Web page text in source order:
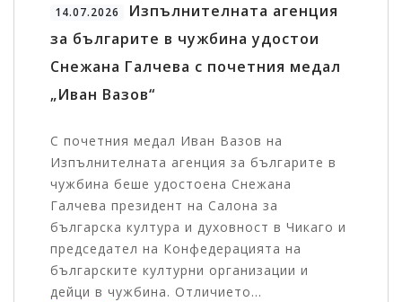
14.07.2026
Изпълнителната агенция
за българите в чужбина удостои
Снежана Галчева с почетния медал
„Иван Вазов“
С почетния медал Иван Вазов на
Изпълнителната агенция за българите в
чужбина беше удостоена Снежана
Галчева президент на Салона за
българска култура и духовност в Чикаго и
председател на Конфедерацията на
българските културни организации и
дейци в чужбина. Отличието...